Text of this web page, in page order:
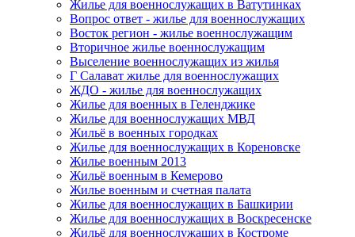
Жилье для военнослужащих в Ватутинках
Вопрос ответ - жилье для военнослужащих
Восток регион - жилье военнослужащим
Вторичное жилье военнослужащим
Выселение военнослужащих из жилья
Г Салават жилье для военнослужащих
ЖДО - жилье для военнослужащих
Жилье для военных в Геленджике
Жилье для военнослужащих МВД
Жильё в военных городках
Жилье для военнослужащих в Кореновске
Жилье военным 2013
Жильё военным в Кемерово
Жилье военным и счетная палата
Жилье для военнослужащих в Башкирии
Жилье для военнослужащих в Воскресенске
Жильё для военнослужащих в Костроме